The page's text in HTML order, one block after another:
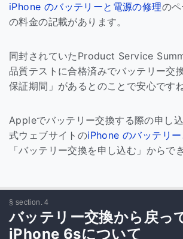
iPhone のバッテリーと電源の修理の
の料金の記載があります。
同封されていたProduct Service
品質テストに合格済みでバッテリー交
保証期間」があるとのことで安心ですね
Appleでバッテリー交換する際の申し
式ウェブサイトのiPhone のバッテリ
「バッテリー交換を申し込む」からで
バッテリー交換から戻っ
iPhone 6sについて